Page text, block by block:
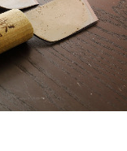
n
a
v
i
g